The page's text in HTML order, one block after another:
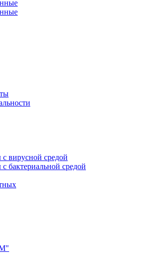
вирусной средой
бактериальной средой